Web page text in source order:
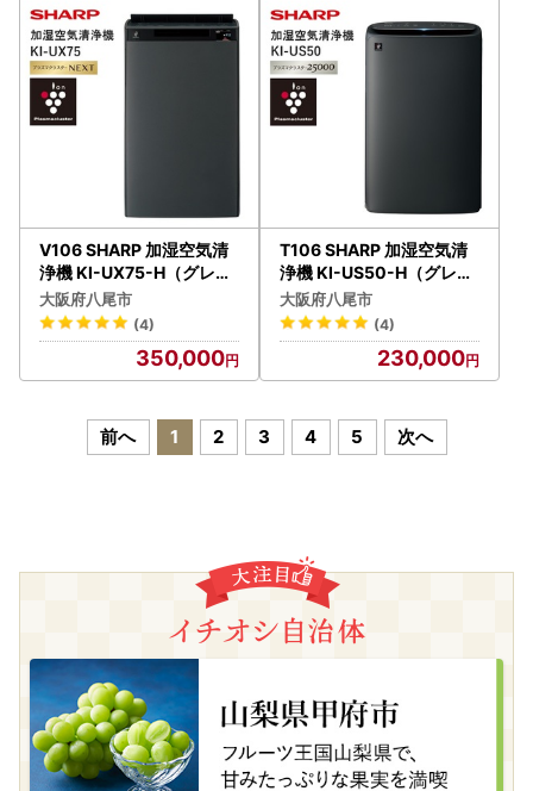
V106 SHARP 加湿空気清
浄機 KI-UX75-H（グレー
系）
大阪府八尾市
(4)
350,000
T106 SHARP 加湿空気清
浄機 KI-US50-H（グレー
系）
大阪府八尾市
(4)
230,000
前へ 1 2 3 4 5 次へ